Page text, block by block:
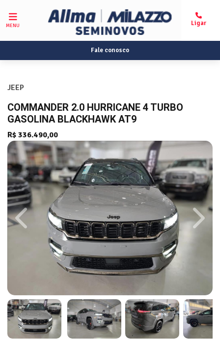
MENU
Fale conosco
JEEP
COMMANDER 2.0 HURRICANE 4 TURBO
GASOLINA BLACKHAWK AT9
R$ 336.490,00
Previous Next